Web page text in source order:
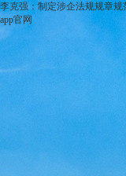
李克强：制定涉企法规规章
app官网